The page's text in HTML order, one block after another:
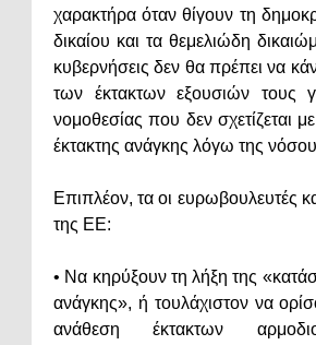
χαρακτήρα όταν θίγουν τη
δικαίου και τα θεμελιώδη
κυβερνήσεις δεν θα πρέπει να
των έκτακτων εξουσιών τους
νομοθεσίας που δεν σχετίζεται
έκτακτης ανάγκης λόγω της
Επιπλέον, τα οι ευρωβουλευτές
της ΕΕ:
• Να κηρύξουν τη λήξη της
ανάγκης», ή τουλάχιστον να
ανάθεση έκτακτων